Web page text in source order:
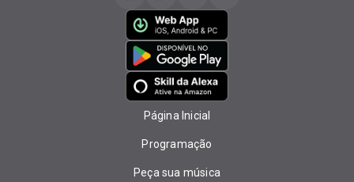
Página Inicial
Programação
Peça sua música